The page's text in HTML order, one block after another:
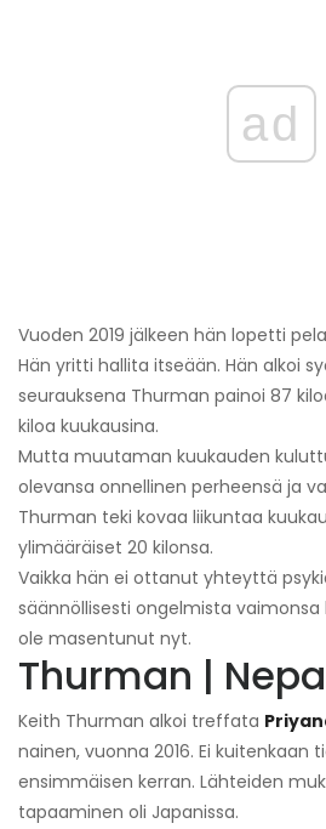
ad
Vuoden 2019 jälkeen hän lopetti
Hän yritti hallita itseään. Hän alkoi
seurauksena Thurman painoi 87
kiloa kuukausina.
Mutta muutaman kuukauden
olevansa onnellinen perheensä ja
Thurman teki kovaa liikuntaa
ylimääräiset 20 kilonsa.
Vaikka hän ei ottanut yhteyttä
säännöllisesti ongelmista vaimonsa
ole masentunut nyt.
Thurman |
Keith Thurman alkoi treffata
nainen, vuonna 2016. Ei kuitenkaan
ensimmäisen kerran. Lähteiden
tapaaminen oli Japanissa.